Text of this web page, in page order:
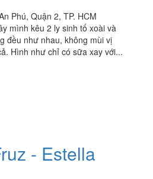
Phú, Quận 2, TP. HCM
mình kêu 2 ly sinh tố xoài và
đều như nhau, không mùi vị
Hình như chỉ có sữa xay với...
- Estella